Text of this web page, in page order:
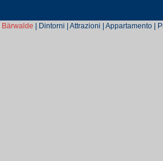
Bärwalde Dintorni Attrazioni Appartamento